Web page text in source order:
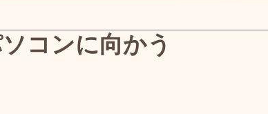
コンに向かう